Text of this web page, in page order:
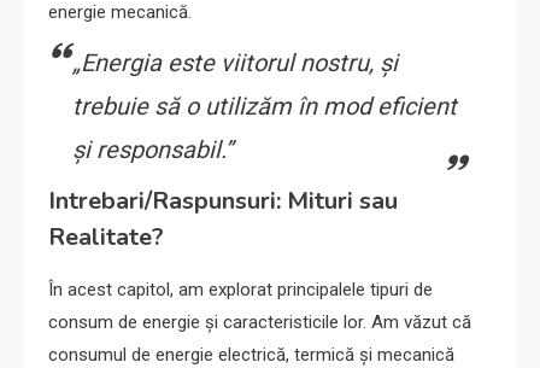
energie mecanică.
„Energia este viitorul nostru, și
trebuie să o utilizăm în mod eficient
și responsabil.”
Intrebari/Raspunsuri: Mituri sau
Realitate?
În acest capitol, am explorat principalele tipuri de
consum de energie și caracteristicile lor. Am văzut că
consumul de energie electrică, termică și mecanică